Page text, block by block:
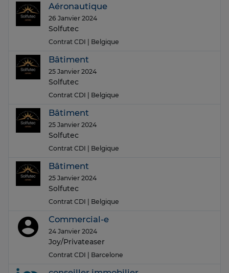
Aéronautique
26 Janvier 2024
Solfutec
Contrat CDI | Belgique
Bâtiment
25 Janvier 2024
Solfutec
Contrat CDI | Belgique
Bâtiment
25 Janvier 2024
Solfutec
Contrat CDI | Belgique
Bâtiment
25 Janvier 2024
Solfutec
Contrat CDI | Belgique
Commercial-e
24 Janvier 2024
Joy/Privateaser
Contrat CDI | Barcelone